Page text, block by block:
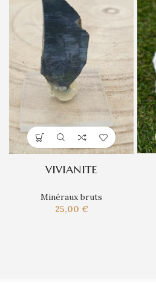
vivianite
Minéraux bruts
25,00 €